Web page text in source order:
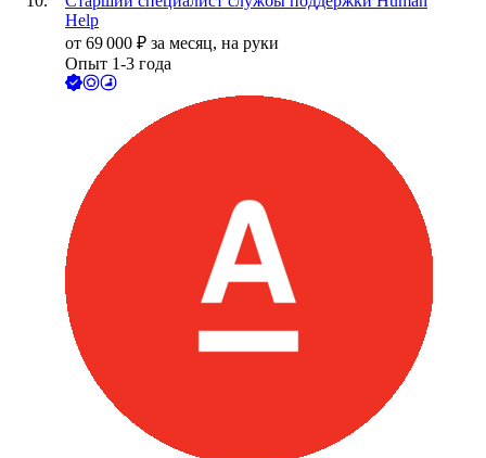
Help
от 69 000 ₽ за месяц, на руки
Опыт 1-3 года